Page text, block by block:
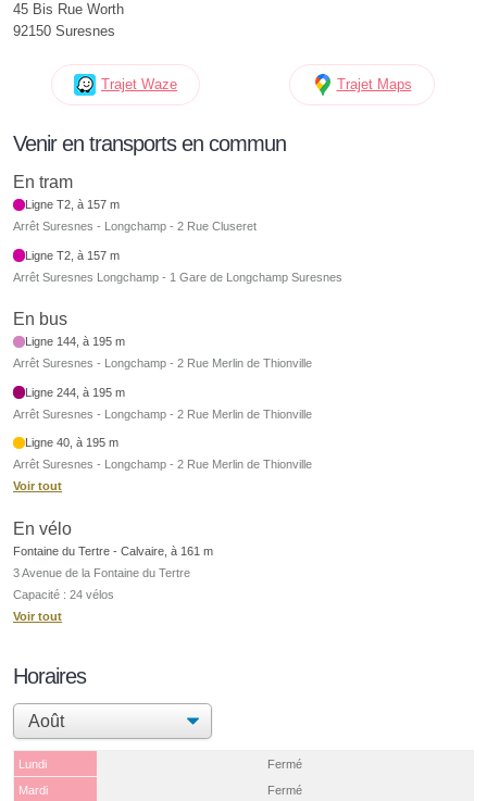
45 Bis Rue Worth
92150 Suresnes
Trajet Waze Trajet Maps
Venir en transports en commun
En tram
Ligne T2, à 157 m
Arrêt Suresnes - Longchamp - 2 Rue Cluseret
Ligne T2, à 157 m
Arrêt Suresnes Longchamp - 1 Gare de Longchamp Suresnes
En bus
Ligne 144, à 195 m
Arrêt Suresnes - Longchamp - 2 Rue Merlin de Thionville
Ligne 244, à 195 m
Arrêt Suresnes - Longchamp - 2 Rue Merlin de Thionville
Ligne 40, à 195 m
Arrêt Suresnes - Longchamp - 2 Rue Merlin de Thionville
Voir tout
En vélo
Fontaine du Tertre - Calvaire, à 161 m
3 Avenue de la Fontaine du Tertre
Capacité : 24 vélos
Voir tout
Horaires
Lundi
Fermé
Mardi
Fermé